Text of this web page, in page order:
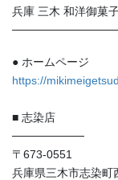
兵庫 三木 和洋御菓
● ホームページ
https://
■ 志染店
─────────
〒673-0551
兵庫県三木市志染町